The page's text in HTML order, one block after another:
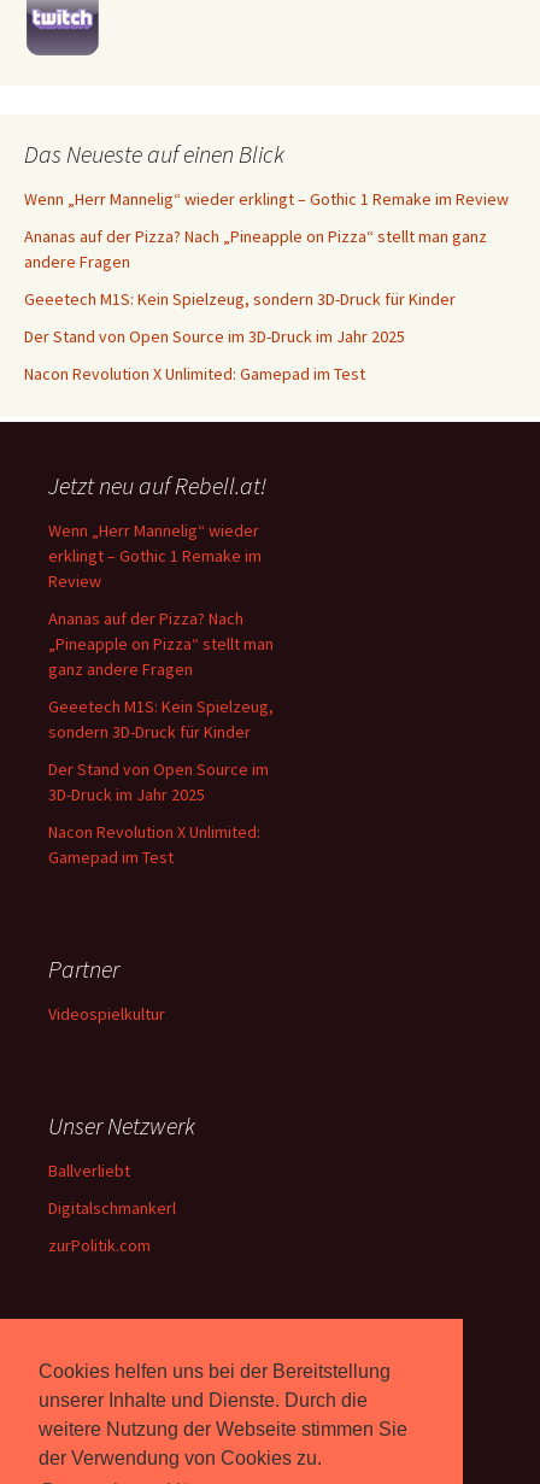
Cookies helfen uns bei der Bereitstellung
unserer Inhalte und Dienste. Durch die
weitere Nutzung der Webseite stimmen Sie
der Verwendung von Cookies zu.
Das Neueste auf einen Blick
Wenn „Herr Mannelig“ wieder erklingt – Gothic 1 Remake im Review
Ananas auf der Pizza? Nach „Pineapple on Pizza“ stellt man ganz
andere Fragen
Geeetech M1S: Kein Spielzeug, sondern 3D-Druck für Kinder
Der Stand von Open Source im 3D-Druck im Jahr 2025
Nacon Revolution X Unlimited: Gamepad im Test
Jetzt neu auf Rebell.at!
Wenn „Herr Mannelig“ wieder
erklingt – Gothic 1 Remake im
Review
Ananas auf der Pizza? Nach
„Pineapple on Pizza“ stellt man
ganz andere Fragen
Geeetech M1S: Kein Spielzeug,
sondern 3D-Druck für Kinder
Der Stand von Open Source im
3D-Druck im Jahr 2025
Nacon Revolution X Unlimited:
Gamepad im Test
Partner
Videospielkultur
Unser Netzwerk
Ballverliebt
Digitalschmankerl
zurPolitik.com
Über Uns
Rebell.atberichtet seit 2003
unabhängig über Computer-
und Videospiele. (
Impressum )